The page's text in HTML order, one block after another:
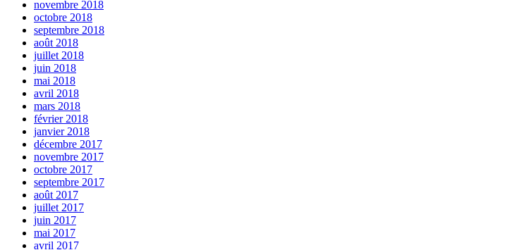
novembre 2018
octobre 2018
septembre 2018
août 2018
juillet 2018
juin 2018
mai 2018
avril 2018
mars 2018
février 2018
janvier 2018
décembre 2017
novembre 2017
octobre 2017
septembre 2017
août 2017
juillet 2017
juin 2017
mai 2017
avril 2017